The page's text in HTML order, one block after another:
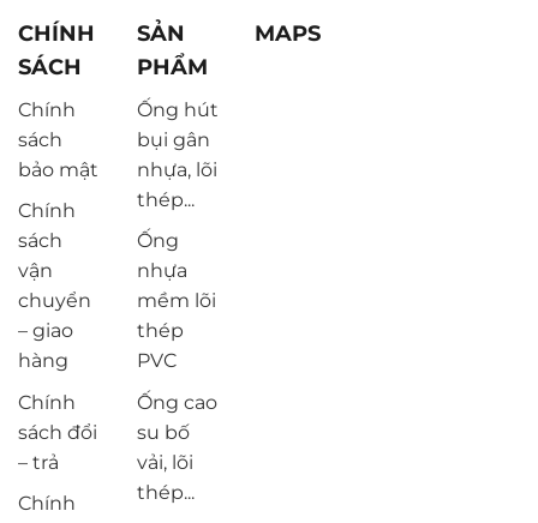
CHÍNH
SÁCH
Chính
sách
bảo mật
Chính
sách
vận
chuyển
– giao
hàng
Chính
sách đổi
– trả
Chính
SẢN
PHẨM
Ống hút
bụi gân
nhựa, lõi
thép...
Ống
nhựa
mềm lõi
thép
PVC
Ống cao
su bố
vải, lõi
thép...
MAPS